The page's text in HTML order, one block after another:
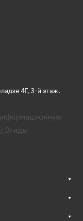
4Г, 3-й этаж.